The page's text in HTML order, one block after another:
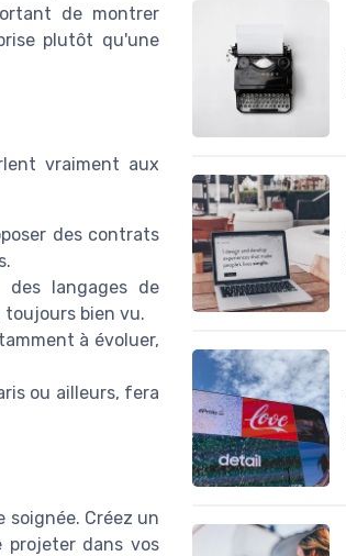
de montrer
plutôt qu'une
vraiment aux
des contrats
langages de
bien vu.
à évoluer,
ou ailleurs, fera
soignée. Créez un
projeter dans vos